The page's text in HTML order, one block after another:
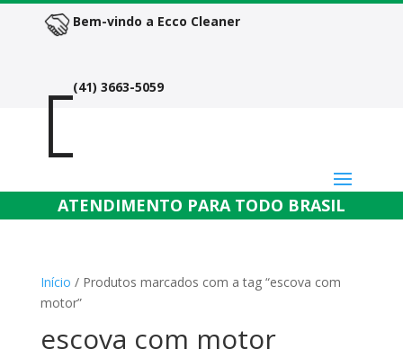
Bem-vindo a Ecco Cleaner
(41) 3663-5059
ATENDIMENTO PARA TODO BRASIL
Início / Produtos marcados com a tag “escova com
motor”
escova com motor